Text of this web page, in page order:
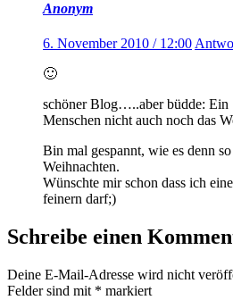
Anonym
6. November 2010 / 12:00
🙂
schöner Blog…..aber büdde: Ein
Menschen nicht auch noch das
Bin mal gespannt, wie es denn
Weihnachten.
Wünschte mir schon dass ich
feinern darf;)
Schreibe einen
Deine E-Mail-Adresse wird nicht
Felder sind mit * markiert